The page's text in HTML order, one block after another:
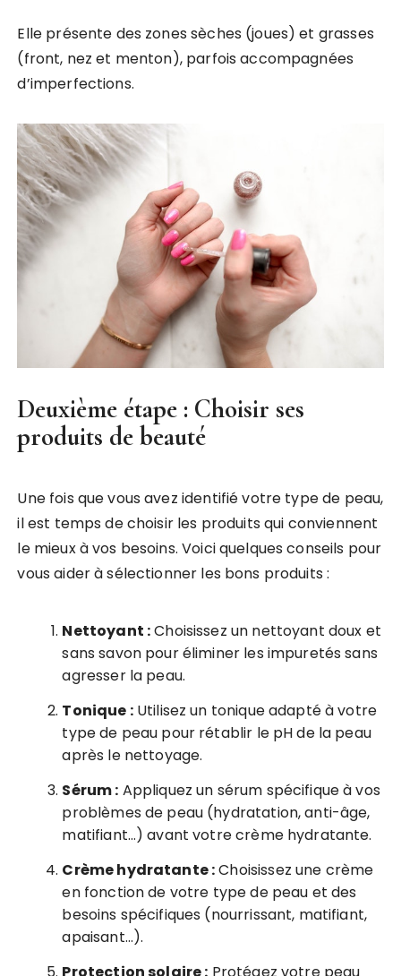
Elle présente des zones sèches (joues) et grasses
(front, nez et menton), parfois accompagnées
d’imperfections.
Deuxième étape : Choisir ses
produits de beauté
Une fois que vous avez identifié votre type de peau,
il est temps de choisir les produits qui conviennent
le mieux à vos besoins. Voici quelques conseils pour
vous aider à sélectionner les bons produits :
Nettoyant :Choisissez un nettoyant doux et
sans savon pour éliminer les impuretés sans
agresser la peau.
Tonique :Utilisez un tonique adapté à votre
type de peau pour rétablir le pH de la peau
après le nettoyage.
Sérum : Appliquez un sérum spécifique à vos
problèmes de peau (hydratation, anti-âge,
matifiant…) avant votre crème hydratante.
Crème hydratante :Choisissez une crème
en fonction de votre type de peau et des
besoins spécifiques (nourrissant, matifiant,
apaisant…).
Protection solaire : Protégez votre peau